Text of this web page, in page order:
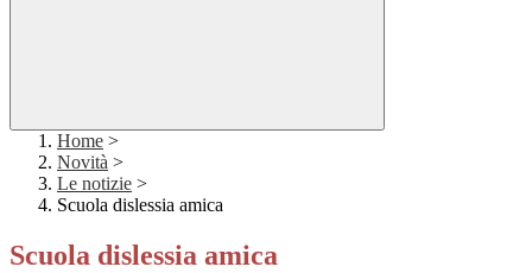
Home >
Novità >
Le notizie >
Scuola dislessia amica
Scuola dislessia amica